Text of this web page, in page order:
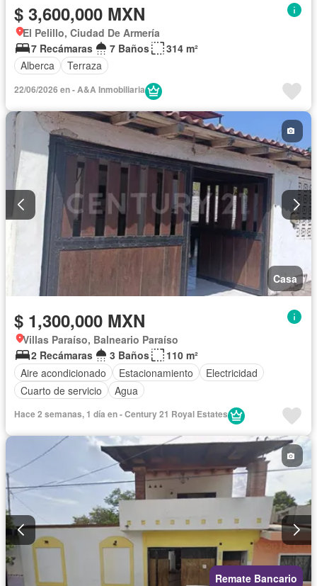
$ 3,600,000 MXN
El Pelillo, Ciudad De Armería
7 Recámaras
7 Baños
314 m²
Alberca
Terraza
22/06/2026 en - A&A Inmobiliaria
Casa
$ 1,300,000 MXN
Villas Paraíso, Balneario Paraíso
2 Recámaras
3 Baños
110 m²
Aire acondicionado
Estacionamiento
Electricidad
Cuarto de servicio
Agua
Hace 2 semanas, 1 día en - Century 21 Royal Estates
Remate Bancario